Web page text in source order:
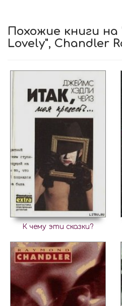
Похожие книги на
Lovely", Chandler
К чему эти сказки?